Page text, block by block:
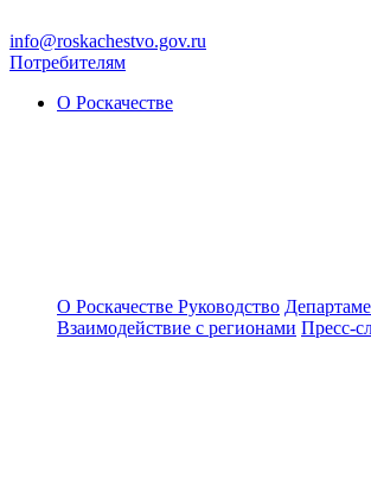
info@roskachestvo.gov.ru
Потребителям
О Роскачестве
О Роскачестве Руководство
Взаимодействие с регионами Пресс-